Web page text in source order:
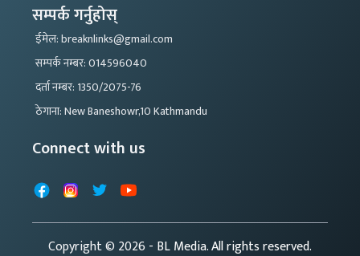
सम्पर्क गर्नुहोस्
ईमेल: breaknlinks@gmail.com
सम्पर्क नम्बर: 014596040
दर्ता नम्बर: 1350/2075-76
ठेगाना: New Baneshowr,10 Kathmandu
Connect with us
FacebookInstagram
X YouTube
Copyright © 2026- BL Media. All rights reserved.